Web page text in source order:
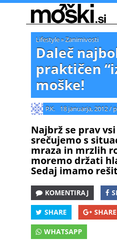
Lifestyle»Zanimivosti
Daleč
praktičen
moške!
P.K. 18 januarja, 2012/
Najbrž se prav
srečujemo s
mraza in mrzlih
moremo držati
Sedaj imamo
KOMENTIRAJ
SHARE SHARE
WHATSAPP